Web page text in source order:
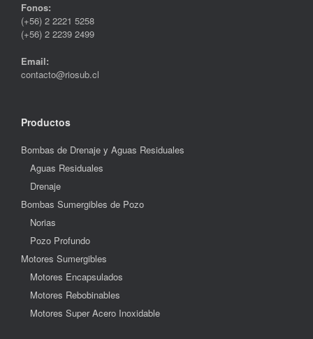
Fonos:
(+56) 2 2221 5258
(+56) 2 2239 2499
Email:
contacto@riosub.cl
Productos
Bombas de Drenaje y Aguas Residuales
Aguas Residuales
Drenaje
Bombas Sumergibles de Pozo
Norias
Pozo Profundo
Motores Sumergibles
Motores Encapsulados
Motores Rebobinables
Motores Super Acero Inoxidable